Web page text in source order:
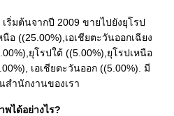
ริ่มต้นจากปี 2009 ขายไปยังยุโรป
อ ((25.00%),เอเชียตะวันออกเฉียง
ยุโรปใต้ ((5.00%),ยุโรปเหนือ
เอเชียตะวันออก ((5.00%). มี
านักงานของเรา
ได้อย่างไร?